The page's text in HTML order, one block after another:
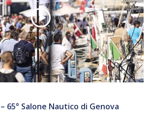
65° Salone Nautico di Genova